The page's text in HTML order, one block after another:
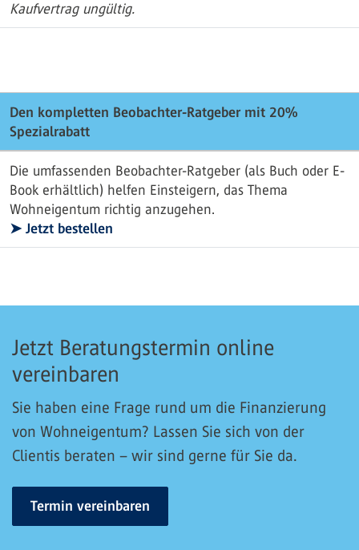
Kaufvertrag ungültig.
Den kompletten Beobachter-Ratgeber mit 20%
Spezialrabatt
Die umfassenden Beobachter-Ratgeber (als Buch oder E-
Book erhältlich) helfen Einsteigern, das Thema
Wohneigentum richtig anzugehen.
➤ Jetzt bestellen
Jetzt Beratungstermin online
vereinbaren
Sie haben eine Frage rund um die Finanzierung
von Wohneigentum? Lassen Sie sich von der
Clientis beraten – wir sind gerne für Sie da.
Termin vereinbaren